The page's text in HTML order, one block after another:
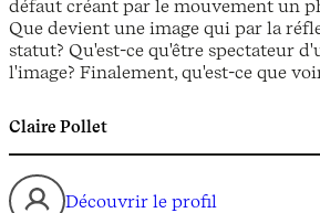
défaut créant par le mouvement un
Que devient une image qui par la
statut? Qu'est-ce qu'être spectateur
l'image? Finalement, qu'est-ce que
Claire Pollet
Découvrir le profil